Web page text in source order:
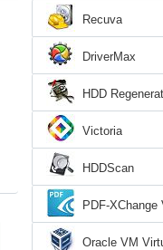
Recuva
DriverMax
HDD
Victoria
HDDScan
PDF-XChange
Oracle VM